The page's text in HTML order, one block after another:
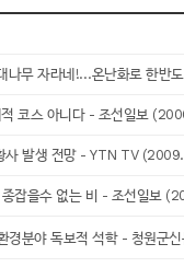
나무 자라네!…온난화로 한반
코스 아니다 - 조선일보
사 발생 전망 - YTN TV
종잡을수 없는 비 - 조선일보
경분야 독보적 석학 - 청원군